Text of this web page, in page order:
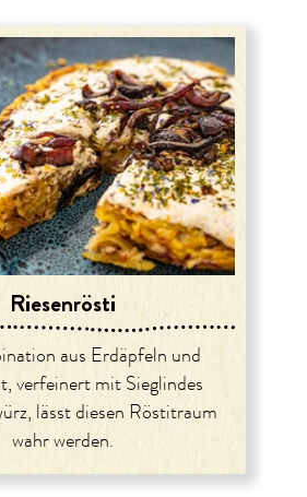
Riesenrösti
aus Erdäpfeln und
verfeinert mit Sieglindes
lässt diesen Röstitraum
wahr werden.